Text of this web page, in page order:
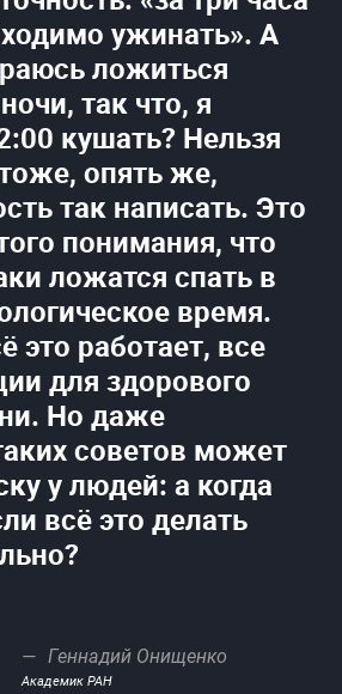
ужинать». А
ложиться
так что, я
кушать? Нельзя
опять же,
так написать. Это
понимания, что
ложатся спать в
время.
это работает, все
для здорового
Но даже
советов может
у людей: а когда
всё это делать
Геннадий Онищенко
Академик РАН